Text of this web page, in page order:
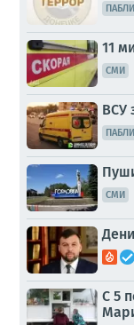
11
СМИ
ВСУ
СМИ
С 5